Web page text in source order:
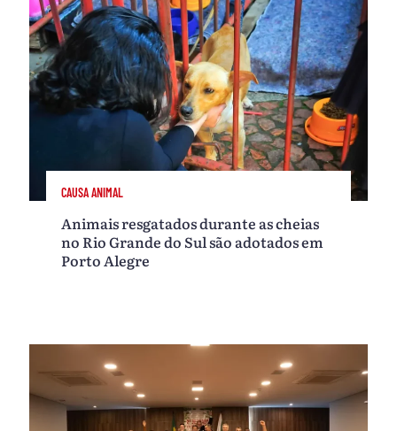
CAUSA ANIMAL
Animais resgatados durante as cheias
no Rio Grande do Sul são adotados em
Porto Alegre